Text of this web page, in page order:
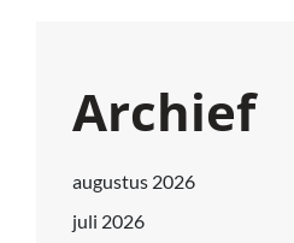
Archief
augustus 2026
juli 2026